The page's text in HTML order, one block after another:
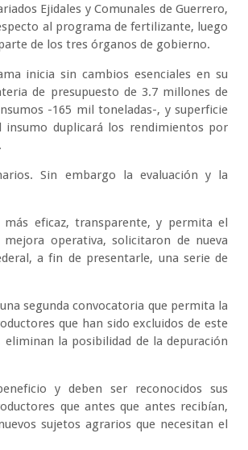
Ejidales y Comunales de Guerrero,
al programa de fertilizante, luego
de los tres órganos de gobierno.
inicia sin cambios esenciales en su
de presupuesto de 3.7 millones de
-165 mil toneladas-, y superficie
duplicará los rendimientos por
Sin embargo la evaluación y la
eficaz, transparente, y permita el
operativa, solicitaron de nueva
a fin de presentarle, una serie de
segunda convocatoria que permita la
que han sido excluidos de este
la posibilidad de la depuración
y deben ser reconocidos sus
que antes que antes recibían,
sujetos agrarios que necesitan el